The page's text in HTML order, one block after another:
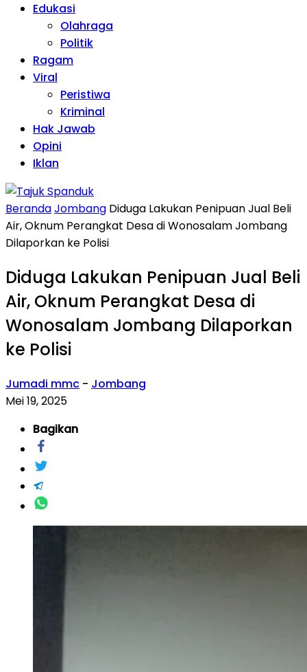
Edukasi
Olahraga
Politik
Ragam
Viral
Peristiwa
Kriminal
Hak Jawab
Opini
Iklan
BerandaJombang Diduga Lakukan Penipuan Jual Beli
Air, Oknum Perangkat Desa di Wonosalam Jombang
Dilaporkan ke Polisi
Diduga Lakukan Penipuan Jual Beli
Air, Oknum Perangkat Desa di
Wonosalam Jombang Dilaporkan
ke Polisi
Jumadi mmc - Jombang
Mei 19, 2025
Bagikan